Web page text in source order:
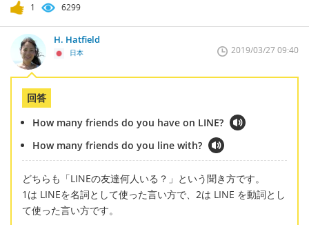
1 6299
H. Hatfield
日本 2019/03/27 09:40
回答
How many friends do you have on LINE?
How many friends do you line with?
どちらも「LINEの友達何人いる？」という聞き方です。
1は LINEを名詞として使った言い方で、2は LINE を動詞とし
て使った言い方です。